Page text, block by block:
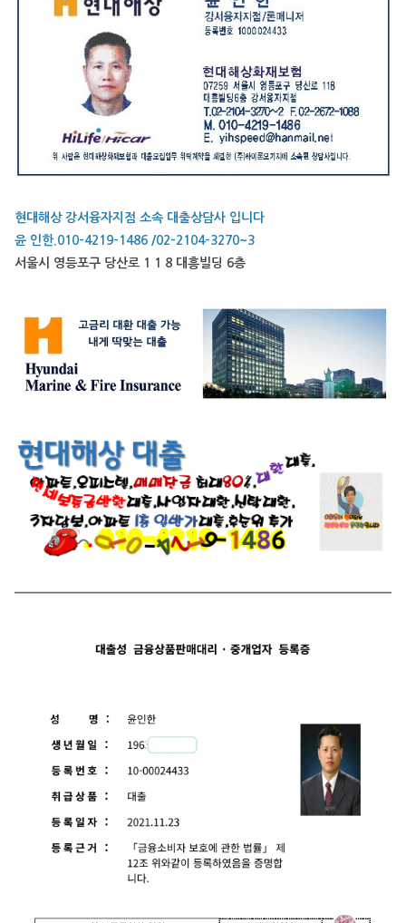
현대해상 강서융자지점 소속 대출상담사 입니다
윤 인한.010-4219-1486 /02-2104-3270~3
서울시 영등포구 당산로 1 1 8 대흥빌딩 6층